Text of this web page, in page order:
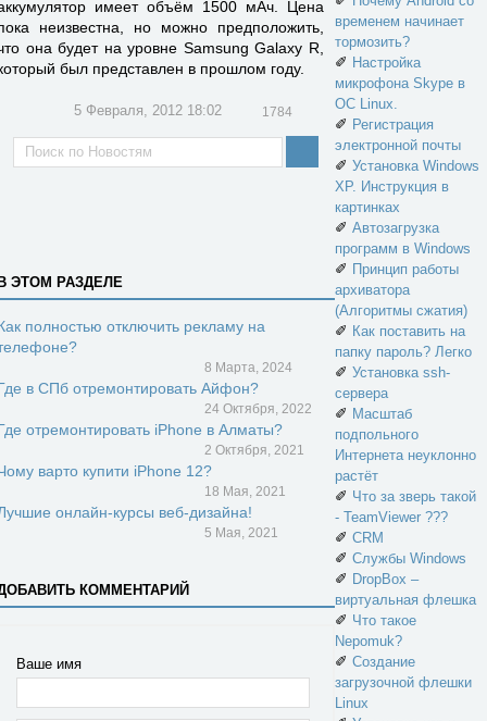
имеет объём 1500 мАч. Цена
неизвестна, но можно предположить,
она будет на уровне Samsung Galaxy R,
был представлен в прошлом году.
5 Февраля, 2012 18:02 1784
ЭТОМ РАЗДЕЛЕ
полностью отключить рекламу на
8 Марта, 2024
в СПб отремонтировать Айфон?
24 Октября, 2022
отремонтировать iPhone в Алматы?
2 Октября, 2021
варто купити iPhone 12?
18 Мая, 2021
онлайн-курсы веб-дизайна!
5 Мая, 2021
КОММЕНТАРИЙ
Ваше имя
временем начинает
тормозить?
✐ Настройка
микрофона Skype в
ОС Linux.
✐ Регистрация
электронной почты
✐ Установка Windows
XP. Инструкция в
картинках
✐ Автозагрузка
программ в Windows
✐ Принцип работы
архиватора
(Алгоритмы сжатия)
✐ Как поставить на
папку пароль? Легко
✐ Установка ssh-
сервера
✐ Масштаб
подпольного
Интернета неуклонно
растёт
✐ Что за зверь такой
- TeamViewer ???
✐ CRM
✐ Службы Windows
✐ DropBox –
виртуальная флешка
✐ Что такое
Nepomuk?
✐ Создание
загрузочной флешки
Linux